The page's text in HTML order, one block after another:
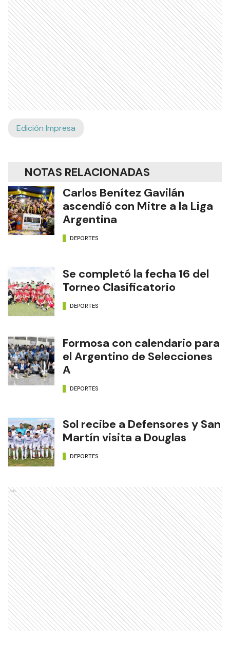
Edición Impresa
NOTAS RELACIONADAS
Carlos Benítez Gavilán
ascendió con Mitre a la Liga
Argentina
DEPORTES
Se completó la fecha 16 del
Torneo Clasificatorio
DEPORTES
Formosa con calendario para
el Argentino de Selecciones
A
DEPORTES
Sol recibe a Defensores y San
Martín visita a Douglas
DEPORTES
Ads